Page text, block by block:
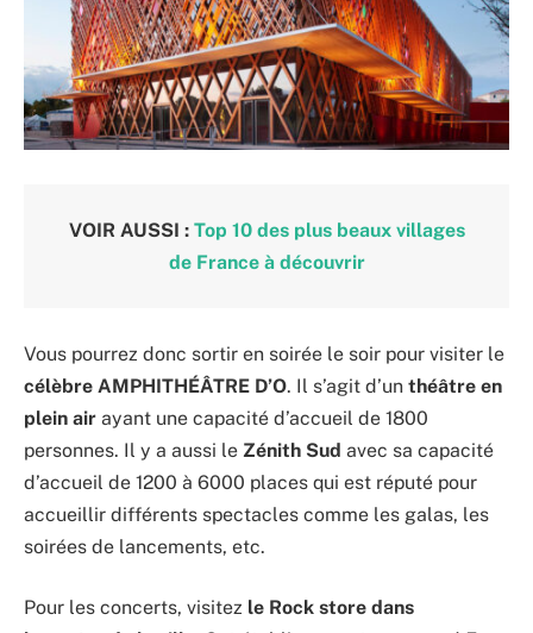
VOIR AUSSI : Top 10 des plus beaux villages
de France à découvrir
Vous pourrez donc sortir en soirée le soir pour visiter le
célèbre AMPHITHÉÂTRE D’O. Il s’agit d’un théâtre en
plein air ayant une capacité d’accueil de 1800
personnes. Il y a aussi le Zénith Sud avec sa capacité
d’accueil de 1200 à 6000 places qui est réputé pour
accueillir différents spectacles comme les galas, les
soirées de lancements, etc.
Pour les concerts, visitez le Rock store dans